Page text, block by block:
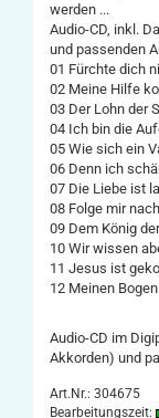
werden ...
Audio-CD, inkl.
und passenden
01 Fürchte dich
02 Meine Hilfe
03 Der Lohn der
04 Ich bin die
05 Wie sich ein
06 Denn ich
07 Die Liebe ist
08 Folge mir
09 Dem König
10 Wir wissen
11 Jesus ist
12 Meinen
Audio-CD im
Akkorden) und
Art.Nr.: 304675
Bearbeitungszeit: